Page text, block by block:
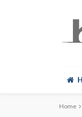
Home